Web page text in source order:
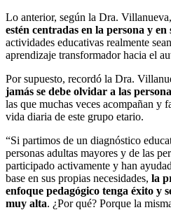
Lo anterior, según la Dra. Villanueva,
estén centradas en la persona y en
actividades educativas realmente
aprendizaje transformador hacia el
Por supuesto, recordó la Dra.
jamás se debe olvidar a las
las que muchas veces acompañan y
vida diaria de este grupo etario.
“Si partimos de un diagnóstico
personas adultas mayores y de las
participado activamente y han
base en sus propias necesidades, la
enfoque pedagógico tenga éxito y
muy alta. ¿Por qué? Porque la